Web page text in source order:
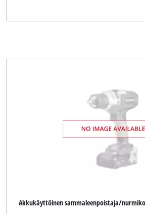
Akkukäyttöinen sammaleenpoistaja/